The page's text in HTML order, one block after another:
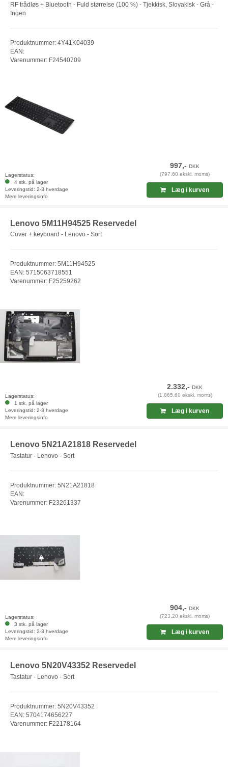
RF trådløs + Bluetooth - Fuld størrelse (100 %) - Tjekkisk, Slovakisk - Grå -
Ingen
Produktnummer: 4Y41K04039
EAN:
Varenummer: F24540709
Lagerstatus:
4 stk. på lager
Leveringstid: 2-3 hverdage
Mere leveringsinfo
997,-DKK
(797,60 ekskl. moms)
Læg i kurven
Lenovo 5M11H94525 Reservedel
Cover + keyboard - Lenovo - Sort
Produktnummer: 5M11H94525
EAN: 5715063718551
Varenummer: F25259262
Lagerstatus:
1 stk. på lager
Leveringstid: 2-3 hverdage
Mere leveringsinfo
2.332,-DKK
(1.865,60 ekskl. moms)
Læg i kurven
Lenovo 5N21A21818 Reservedel
Tastatur - Lenovo - Sort
Produktnummer: 5N21A21818
EAN:
Varenummer: F23261337
Lagerstatus:
3 stk. på lager
Leveringstid: 2-3 hverdage
Mere leveringsinfo
904,-DKK
(723,20 ekskl. moms)
Læg i kurven
Lenovo 5N20V43352 Reservedel
Tastatur - Lenovo - Sort
Produktnummer: 5N20V43352
EAN: 5704174656227
Varenummer: F22178164